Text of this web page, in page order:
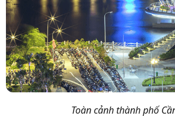
Toàn cảnh thành phố